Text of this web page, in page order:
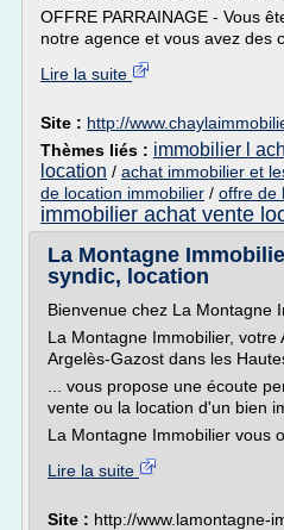
OFFRE PARRAINAGE - Vous
notre agence et vous avez des
Lire la suite
Site : http://
Thèmes liés : immobilier l
location / achat immobilier et
de location immobilier / offre de
immobilier achat vente
La Montagne
syndic, location
Bienvenue chez La Montagne
La Montagne Immobilier, votre
Argelès-Gazost dans les
... vous propose une écoute
vente ou la location d'un bien
La Montagne Immobilier vous
Lire la suite
Site : http://www.lamontagne-